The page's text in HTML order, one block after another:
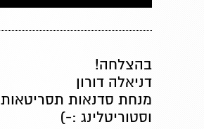
בהצלחה!
דניאלה דורון
מנחת סדנאות תסריטאות
וסטוריטלינג :-)